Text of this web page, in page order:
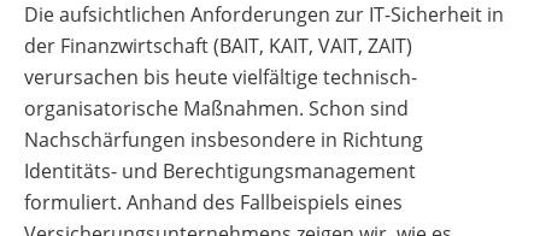
Die aufsichtlichen Anforderungen zur IT-Sicherheit in
der Finanzwirtschaft (BAIT, KAIT, VAIT, ZAIT)
verursachen bis heute vielfältige technisch-
organisatorische Maßnahmen. Schon sind
Nachschärfungen insbesondere in Richtung
Identitäts- und Berechtigungsmanagement
formuliert. Anhand des Fallbeispiels eines